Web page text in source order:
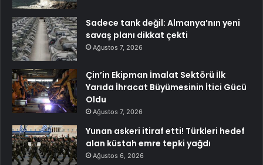
Sadece tank değil: Almanya’nın yeni
savaş planı dikkat çekti
Ağustos 7, 2026
Çin’in Ekipman İmalat Sektörü İlk
Yarıda İhracat Büyümesinin İtici Gücü
Oldu
Ağustos 7, 2026
Yunan askeri itiraf etti! Türkleri hedef
alan küstah emre tepki yağdı
Ağustos 6, 2026